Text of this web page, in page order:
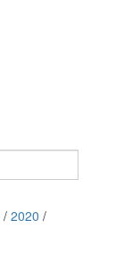
/ 2020 /